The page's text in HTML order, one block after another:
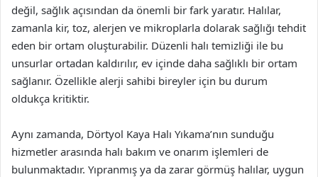
değil, sağlık açısından da önemli bir fark yaratır. Halılar,
zamanla kir, toz, alerjen ve mikroplarla dolarak sağlığı tehdit
eden bir ortam oluşturabilir. Düzenli halı temizliği ile bu
unsurlar ortadan kaldırılır, ev içinde daha sağlıklı bir ortam
sağlanır. Özellikle alerji sahibi bireyler için bu durum
oldukça kritiktir.
Aynı zamanda, Dörtyol Kaya Halı Yıkama’nın sunduğu
hizmetler arasında halı bakım ve onarım işlemleri de
bulunmaktadır. Yıpranmış ya da zarar görmüş halılar, uygun